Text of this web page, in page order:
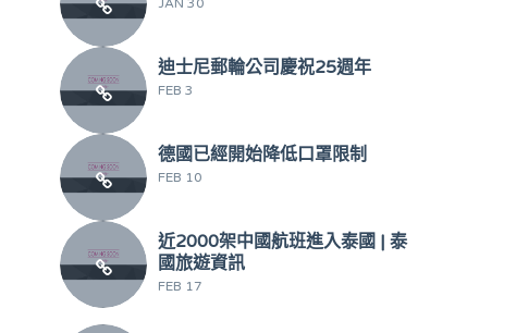
JAN 30
迪士尼郵輪公司慶祝25週年
FEB 3
德國已經開始降低口罩限制
FEB 10
近2000架中國航班進入泰國 | 泰
國旅遊資訊
FEB 17